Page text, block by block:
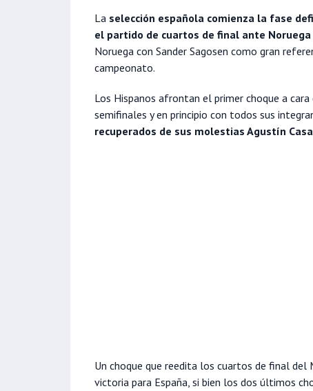
La selección española comienza la fase
el partido de cuartos de final ante Noruega
Noruega con Sander Sagosen como gran
campeonato.
Los Hispanos afrontan el primer choque a
semifinales y en principio con todos sus
recuperados de sus molestias Agustín
Un choque que reedita los cuartos de final
victoria para España, si bien los dos últimos